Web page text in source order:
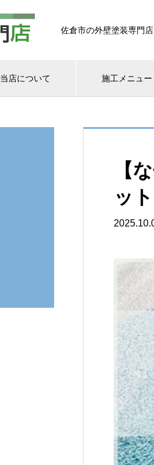
佐倉市の外壁塗装専門
当店について 施工メニュー
【
ッ